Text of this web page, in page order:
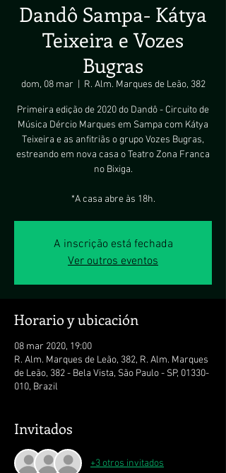
Dandô Sampa- Kátya
Teixeira e Vozes
Bugras
dom, 08 mar R. Alm. Marques de Leão, 382
Primeira edição de 2020 do Dandô - Circuito de
Música Dércio Marques em Sampa com Kátya
Teixeira e as anfitriãs o grupo Vozes Bugras,
estreando em nova casa o Teatro Zona Franca
no Bixiga.
*A casa abre às 18h.
A inscrição está fechada
Ver outros eventos
Horario y ubicación
08 mar 2020, 19:00
R. Alm. Marques de Leão, 382, R. Alm. Marques
de Leão, 382 - Bela Vista, São Paulo - SP, 01330-
010, Brazil
Invitados
+3 otros invitados